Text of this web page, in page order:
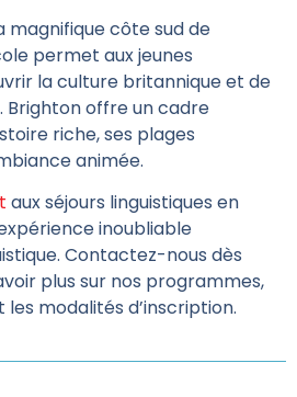
magnifique côte sud de
permet aux jeunes
la culture britannique et de
Brighton offre un cadre
riche, ses plages
animée.
aux séjours linguistiques en
inoubliable
Contactez-nous dès
plus sur nos programmes,
modalités d’inscription.